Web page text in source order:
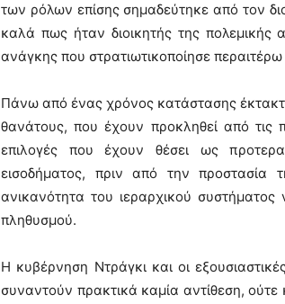
των ρόλων επίσης σημαδεύτηκε από τον
καλά πως ήταν διοικητής της πολεμικής
ανάγκης που στρατιωτικοποίησε περαιτέρω
Πάνω από ένας χρόνος κατάστασης
θανάτους, που έχουν προκληθεί από τις
επιλογές που έχουν θέσει ως
εισοδήματος, πριν από την προστασία
ανικανότητα του ιεραρχικού συστήματος
πληθυσμού.
Η κυβέρνηση Ντράγκι και οι
συναντούν πρακτικά καμία αντίθεση,